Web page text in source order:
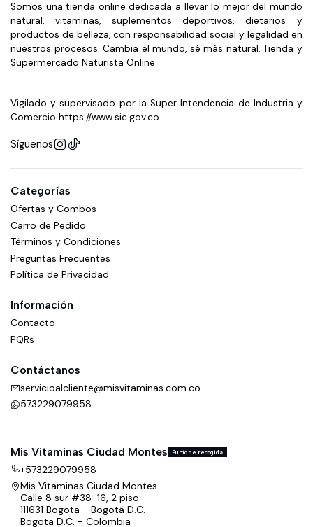
Somos una tienda online dedicada a llevar lo mejor del mundo
natural, vitaminas, suplementos deportivos, dietarios y
productos de belleza, con responsabilidad social y legalidad en
nuestros procesos. Cambia el mundo, sé más natural. Tienda y
Supermercado Naturista Online
Vigilado y supervisado por la Super Intendencia de Industria y
Comercio https://www.sic.gov.co
Síguenos
Categorías
Ofertas y Combos
Carro de Pedido
Términos y Condiciones
Preguntas Frecuentes
Política de Privacidad
Información
Contacto
PQRs
Contáctanos
servicioalcliente@misvitaminas.com.co
573229079958
Mis Vitaminas Ciudad Montes Punto de recogida
+573229079958
Mis Vitaminas Ciudad Montes
Calle 8 sur #38-16, 2 piso
111631 Bogota - Bogotá D.C.
Bogota D.C. - Colombia